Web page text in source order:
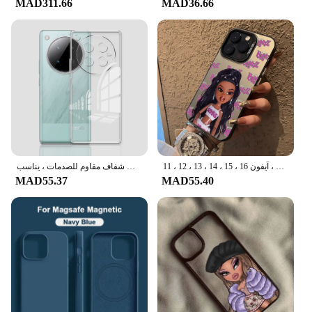
sleek, modern look of these tires not only enhances
the aesthetics of your vehicle but also contributes to
its overall performance. With a focus on resilience,
these tires are built to last, making them a reliable
choice for both personal and professional use.
**Tailored for Your Vehicle**
Understanding the importance of a perfect fit, these
tires are available in customizable sets to cater to
various vehicle types and sizes. Whether you're
looking to upgrade your SUV, truck, or any other
off-road vehicle, our كفرات لمبرجيني tires are
designed to offer a tailored fit for optimal
performance. The customizable nature of our sets
allows you to select the right tires for your specific
needs, ensuring that your vehicle is equipped for
any off-road challenge.
**Versatility and Reliability for Vendors and
Suppliers**
As a wholesale vendor or supplier, our كفرات
MAD311.66 MAD36.66
جراب هاتف من السيليكون الناعم الشفاف ، غطاء خلفي شفاف مقاوم للصدمات ، يناسب Infinix Zero 40 ، 5G ، 4G ، X6861
MAD55.37
جراب وردي غير لامع مع دمى براتز للآيفون ، جراب هاتف لطيف ، غطاء خلفي غير لامع للحلوى ، آيفون 16 ، 15 ، 14 ، 13 ، 12 ، 11 Pro Max ، X ، XR ، XS Max ، 8 ، 7 زائد
MAD55.40